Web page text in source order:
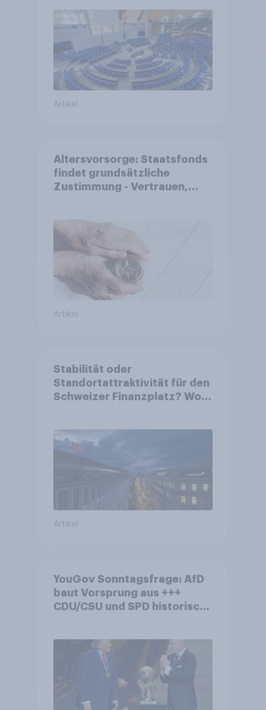
Artikel
Altersvorsorge: Staatsfonds
findet grundsätzliche
Zustimmung - Vertrauen,
Akzeptanz
Artikel
Stabilität oder
Standortattraktivität für den
Schweizer Finanzplatz? Wo
von Grossbanken steht
Artikel
YouGov Sonntagsfrage: AfD
baut Vorsprung aus +++
CDU/CSU und SPD historisch
Fußball-WM ohne Politik